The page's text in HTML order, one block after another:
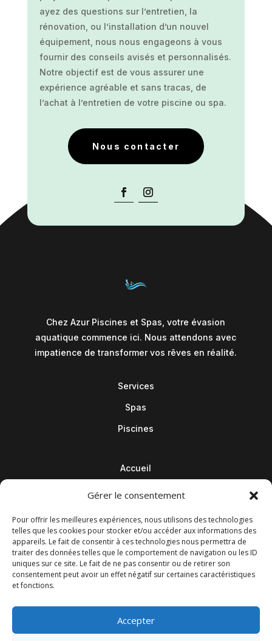
Gérer le consentement
Pour offrir les meilleures expériences, nous utilisons des technologies
telles que les cookies pour stocker et/ou accéder aux informations des
appareils. Le fait de consentir à ces technologies nous permettra de
traiter des données telles que le comportement de navigation ou les ID
uniques sur ce site. Le fait de ne pas consentir ou de retirer son
consentement peut avoir un effet négatif sur certaines caractéristiques
et fonctions.
Accepter
ayez des questions sur l’entretien, la
rénovation, ou l’installation d’un nouvel
équipement, nous nous engageons à vous
fournir des conseils avisés et personnalisés.
Notre objectif est de vous assurer une
expérience agréable et sans tracas, de
l’achat à l’entretien de votre piscine ou spa.
Nous contacter
Chez Azur Piscines et Spas, votre évasion
aquatique commence ici. Nous attendons avec
impatience de transformer vos rêves en réalité.
Services
Spas
Piscines
Accueil